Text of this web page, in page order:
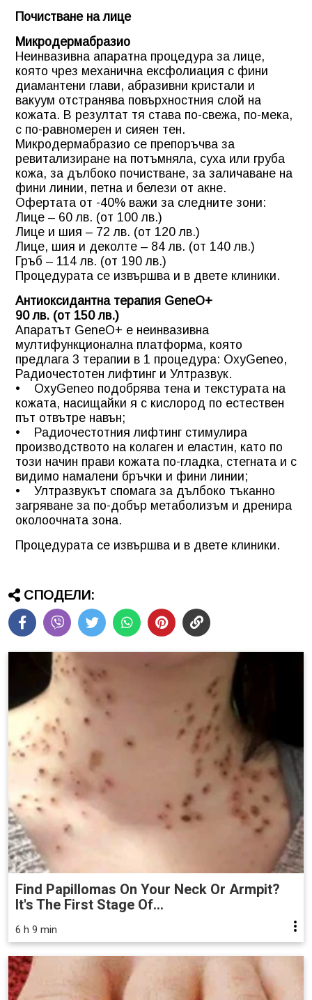
Почистване на лице
Микродермабразио
Неинвазивна апаратна процедура за лице,
която чрез механична ексфолиация с фини
диамантени глави, абразивни кристали и
вакуум отстранява повърхностния слой на
кожата. В резултат тя става по-свежа, по-мека,
с по-равномерен и сияен тен.
Микродермабразио се препоръчва за
ревитализиране на потъмняла, суха или груба
кожа, за дълбоко почистване, за заличаване на
фини линии, петна и белези от акне.
Офертата от -40% важи за следните зони:
Лице – 60 лв. (от 100 лв.)
Лице и шия – 72 лв. (от 120 лв.)
Лице, шия и деколте – 84 лв. (от 140 лв.)
Гръб – 114 лв. (от 190 лв.)
Процедурата се извършва и в двете клиники.
Антиоксидантна терапия GeneO+
90 лв. (от 150 лв.)
Апаратът GeneO+ е неинвазивна
мултифункционална платформа, която
предлага 3 терапии в 1 процедура: OxyGeneo,
Радиочестотен лифтинг и Ултразвук.
• OxyGeneo подобрява тена и текстурата на
кожата, насищайки я с кислород по естествен
път отвътре навън;
• Радиочестотния лифтинг стимулира
производството на колаген и еластин, като по
този начин прави кожата по-гладка, стегната и с
видимо намалени бръчки и фини линии;
• Ултразвукът спомага за дълбоко тъканно
загряване за по-добър метаболизъм и дренира
околоочната зона.
Процедурата се извършва и в двете клиники.
СПОДЕЛИ:
Find Papillomas On Your Neck Or Armpit?
It's The First Stage Of...
6 h 9 min